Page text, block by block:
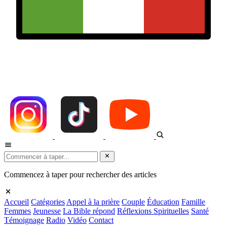
Commencez à taper pour rechercher des articles
Accueil Catégories Appel à la prière Couple Éducation Famille
Femmes Jeunesse La Bible répond Réflexions Spirituelles Santé
Témoignage Radio Vidéo Contact